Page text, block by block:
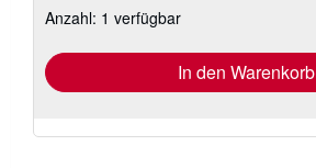
Anzahl: 1 verfügbar
In den Warenkorb